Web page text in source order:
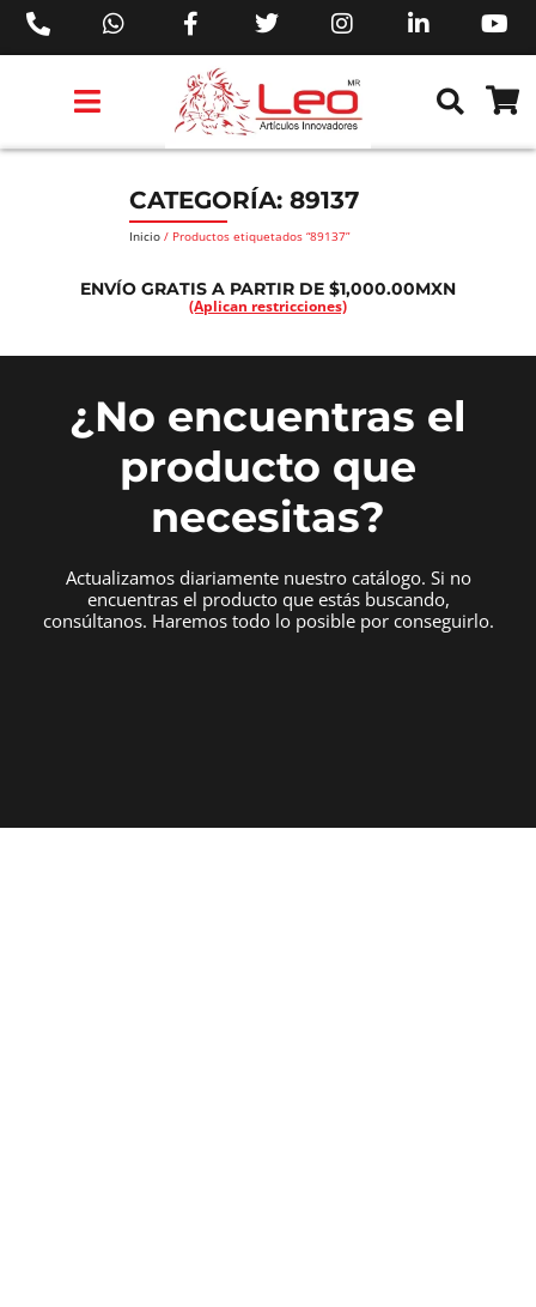
CATEGORÍA: 89137
Inicio / Productos etiquetados “89137”
ENVÍO GRATIS A PARTIR DE $1,000.00MXN
(Aplican restricciones)
¿No encuentras el
producto que
necesitas?
Actualizamos diariamente nuestro catálogo. Si no
encuentras el producto que estás buscando,
consúltanos. Haremos todo lo posible por conseguirlo.